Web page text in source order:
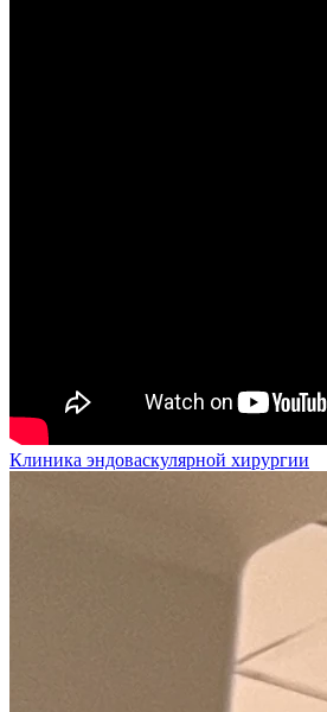
Клиника эндоваскулярной хирургии